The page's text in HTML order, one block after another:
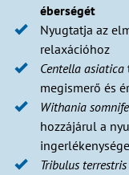
éberségét
Nyugtatja az
relaxációhoz
Centella asiatica
megismerő és
Withania
hozzájárul a
Tribulus terrestris